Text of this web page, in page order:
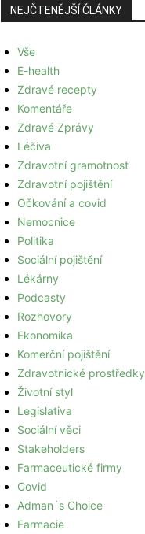
NEJČTENĚJŠÍ ČLÁNKY
Vše
E-health
Zdravé recepty
Komentáře
Zdravé Zprávy
Léčiva
Zdravotní gramotnost
Zdravotní pojištění
Očkování a covid
Nemocnice
Politika
Sociální pojištění
Lékárny
Podcasty
Rozhovory
Ekonomika
Komerční pojištění
Zdravotnické prostředky
Životní styl
Legislativa
Sociální věci
Stakeholders
Farmaceutické firmy
Covid
Adman´s Choice
Farmacie